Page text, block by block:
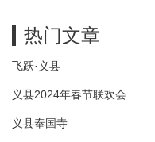
热门文章
飞跃·义县
义县2024年春节联欢会
义县奉国寺